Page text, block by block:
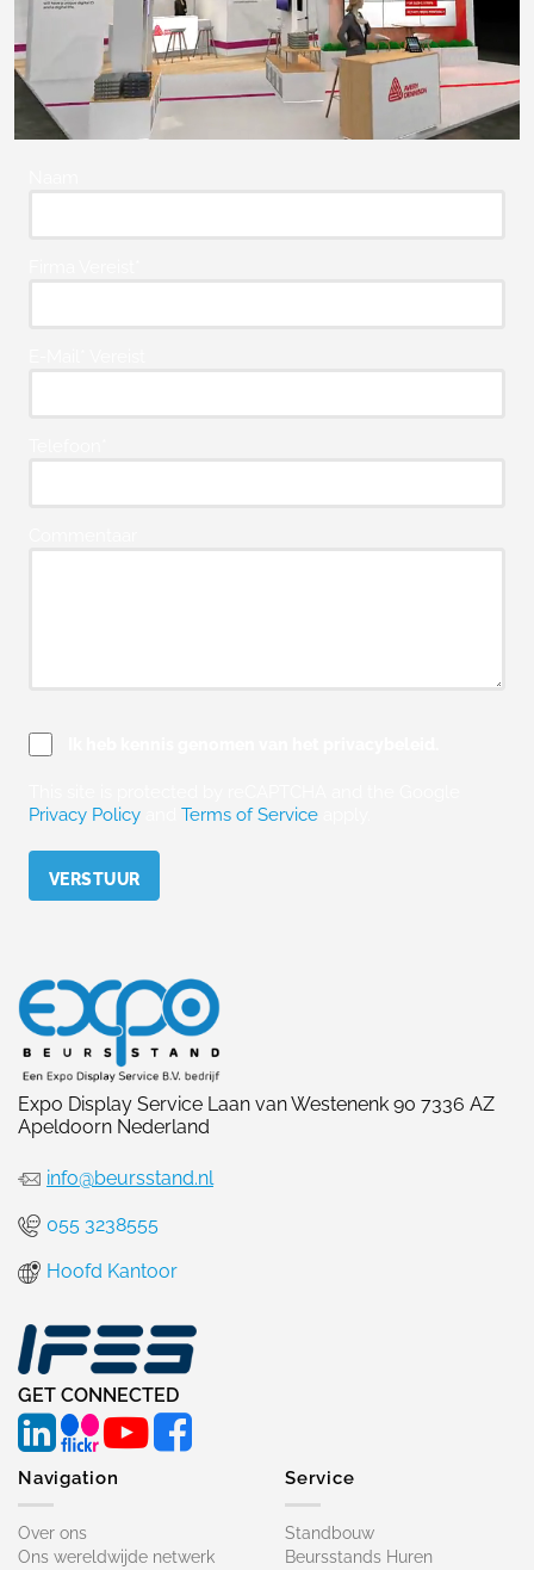
Privacy Policy
Terms of Service
Expo Display Service Laan van Westenenk 90 7336 AZ
Apeldoorn Nederland
info@beursstand.nl
055 3238555
Hoofd Kantoor
GET CONNECTED
Navigation
Over ons
Ons wereldwijde netwerk
Service
Standbouw
Beursstands Huren